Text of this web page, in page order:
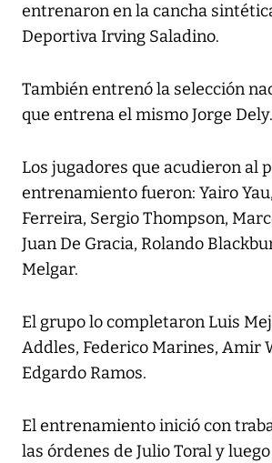
entrenaron en la cancha
Deportiva Irving Saladino.
También entrenó la selección
que entrena el mismo Jorge Dely.
Los jugadores que acudieron al
entrenamiento fueron: Yairo
Ferreira, Sergio Thompson,
Juan De Gracia, Rolando
Melgar.
El grupo lo completaron Luis
Addles, Federico Marines, Amir
Edgardo Ramos.
El entrenamiento inició con
las órdenes de Julio Toral y